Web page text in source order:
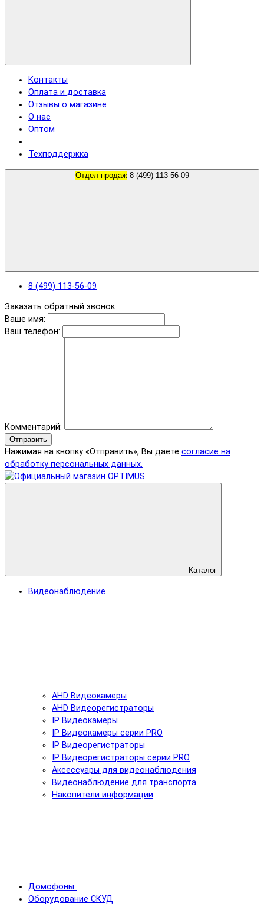
Контакты
Оплата и доставка
Отзывы о магазине
О нас
Оптом
Техподдержка
Отдел продаж 8 (499) 113-56-09
8 (499) 113-56-09
Заказать обратный звонок
Ваше имя:
Ваш телефон:
Комментарий:
Отправить
Нажимая на кнопку «Отправить», Вы даете согласие на
обработку персональных данных.
Каталог
Видеонаблюдение
AHD Видеокамеры
AHD Видеорегистраторы
IP Видеокамеры
IP Видеокамеры серии PRO
IP Видеорегистраторы
IP Видеорегистраторы серии PRO
Аксессуары для видеонаблюдения
Видеонаблюдение для транспорта
Накопители информации
Домофоны
Оборудование СКУД